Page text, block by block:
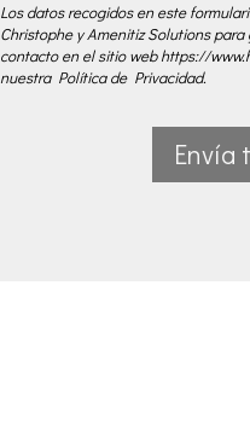
Los datos recogidos en este
Christophe y Amenitiz Solutions
contacto en el sitio web https://
nuestra Política de Privacidad.